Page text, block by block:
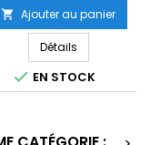
 Ajouter au panier
Détails
 EN STOCK